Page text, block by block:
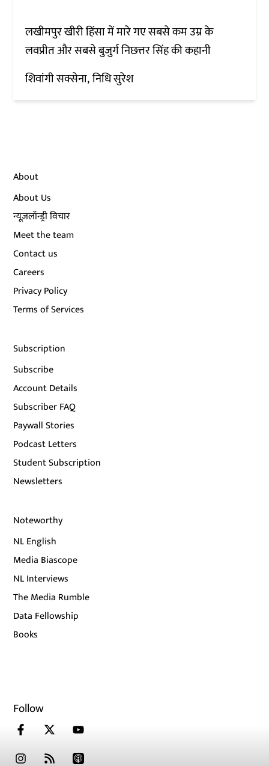
लखीमपुर खीरी हिंसा में मारे गए सबसे कम उम्र के
लवप्रीत और सबसे बुजुर्ग निछत्तर सिंह की कहानी
शिवांगी सक्सेना निधि सुरेश
About
About Us
न्यूज़लॉन्ड्री विचार
Meet the team
Contact us
Careers
Privacy Policy
Terms of Services
Subscription
Subscribe
Account Details
Subscriber FAQ
Paywall Stories
Podcast Letters
Student Subscription
Newsletters
Noteworthy
NL English
Media Biascope
NL Interviews
The Media Rumble
Data Fellowship
Books
Follow